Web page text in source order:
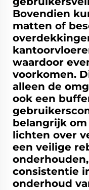
Bovendien
matten of
waardoor
voorkomen.
alleen de
ook een
belangrijk
lichten over
een veilige
consistentie
onderhoud